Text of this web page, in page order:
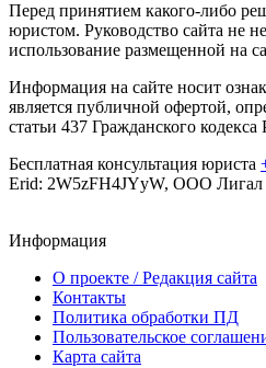
Перед принятием какого-либо
юристом. Руководство сайта не
использование размещенной на
Информация на сайте носит
является публичной офертой,
статьи 437 Гражданского
Бесплатная консультация юриста
Erid: 2W5zFH4JYyW, ООО Лигал
Информация
О проекте / Редакция сайта
Контакты
Политика обработки ПД
Пользовательское
Карта сайта